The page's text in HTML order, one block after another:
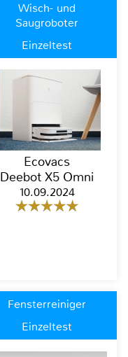
Wisch- und
Saugroboter
Einzeltest
Ecovacs
Deebot X5 Omni
10.09.2024
Fensterreiniger
Einzeltest